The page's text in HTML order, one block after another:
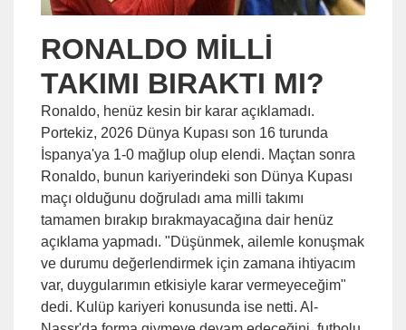
RONALDO MİLLİ
TAKIMI BIRAKTI MI?
Ronaldo, henüz kesin bir karar açıklamadı.
Portekiz, 2026 Dünya Kupası son 16 turunda
İspanya'ya 1-0 mağlup olup elendi. Maçtan sonra
Ronaldo, bunun kariyerindeki son Dünya Kupası
maçı olduğunu doğruladı ama milli takımı
tamamen bırakıp bırakmayacağına dair henüz
açıklama yapmadı. "Düşünmek, ailemle konuşmak
ve durumu değerlendirmek için zamana ihtiyacım
var, duygularımın etkisiyle karar vermeyeceğim"
dedi. Kulüp kariyeri konusunda ise netti. Al-